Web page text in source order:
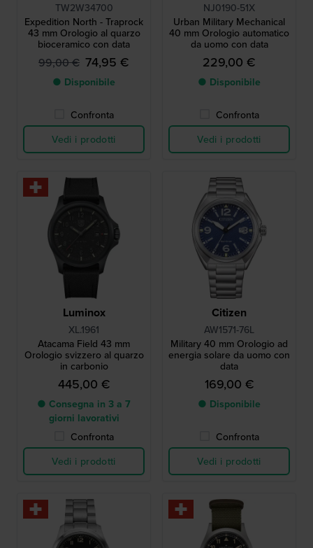
TW2W34700
Expedition North - Traprock
43 mm Orologio al quarzo
bioceramico con data
99,00 € 74,95 €
● Disponibile
Confronta
Vedi i prodotti
NJ0190-51X
Urban Military Mechanical
40 mm Orologio automatico
da uomo con data
229,00 €
● Disponibile
Confronta
Vedi i prodotti
Luminox
XL.1961
Atacama Field 43 mm
Orologio svizzero al quarzo
in carbonio
445,00 €
● Consegna in 3 a 7
giorni lavorativi
Confronta
Vedi i prodotti
Citizen
AW1571-76L
Military 40 mm Orologio ad
energia solare da uomo con
data
169,00 €
● Disponibile
Confronta
Vedi i prodotti